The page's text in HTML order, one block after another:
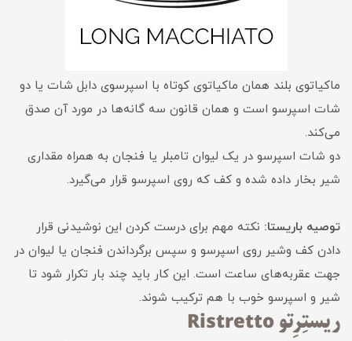
ماکیاتوی بلند همان ماکیاتوی کوتاه با اسپرسوی دابل شات یا دو
شات اسپرسو است و همان قانون سه گانه‌ها در مورد آن صدق
می‌کند.
دو شات اسپرسو در یک لیوان تامبلر یا فنجان به همراه مقداری
شیر بخار داده شده و کف که روی اسپرسو قرار می‌گیرد.
توصیه باریستا: نکته مهم برای درست کردن این نوشیدنی قرار
دادن کف وشیر روی اسپرسو و سپس برگرداندن فنجان یا لیوان در
جهت عقربه‌های ساعت است. این کار باید چند بار تکرار شود تا
شیر و اسپرسو خوب با هم ترکیب شوند.
ریستِرِتو Ristretto